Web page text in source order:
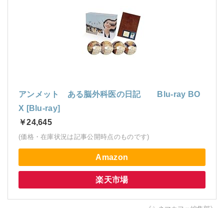
アンメット ある脳外科医の日記 Blu-ray BO
X [Blu-ray]
￥24,645
(価格・在庫状況は記事公開時点のものです)
Amazon
楽天市場